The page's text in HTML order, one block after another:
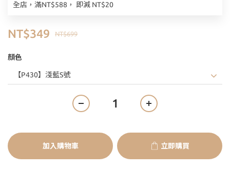
全店，滿NT$588， 即減 NT$20
NT$699
NT$349
顏色
加入購物車 立即購買